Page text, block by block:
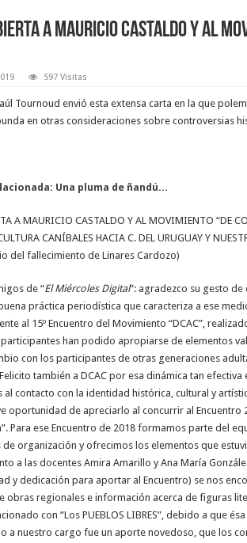
a Mauricio Castaldo y al
597 Visitas
Tournoud envió esta extensa carta en la que
en otras consideraciones sobre controversias
Una pluma de ñandú...
A MAURICIO CASTALDO Y AL MOVIMIENTO
CANÍBALES HACIA C. DEL URUGUAY Y
del fallecimiento de Linares Cardozo)
de “El Miércoles Digital”: agradezco su gesto
práctica periodística que caracteriza a ese
al 15º Encuentro del Movimiento “DCAC”,
han podido apropiarse de elementos
con los participantes de otras generaciones
también a DCAC por esa dinámica tan
al contacto con la identidad histórica, cultural y
oportunidad de apreciarlo al concurrir al Encuentro
Para ese Encuentro de 2018 formamos parte del
de organización y ofrecimos los elementos que
a las docentes Amira Amarillo y Ana María
y dedicación para aportar al Encuentro) se nos
obras regionales e información acerca de figuras
con “Los PUEBLOS LIBRES”, debido a que
a nuestro cargo fue un aporte novedoso, que los